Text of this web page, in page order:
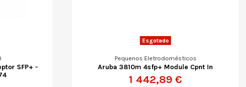
SFP+ -
Esgotado
Pequenos Eletrodomésticos
Aruba 3810m 4sfp+ Module Cpnt In
1 442,89 €